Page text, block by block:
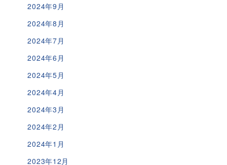
2024年9月
2024年8月
2024年7月
2024年6月
2024年5月
2024年4月
2024年3月
2024年2月
2024年1月
2023年12月